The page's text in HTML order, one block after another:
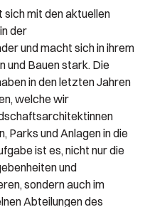
mit den aktuellen
der
und macht sich in ihrem
und Bauen stark. Die
in den letzten Jahren
welche wir
Parks und Anlagen in die
ist es, nicht nur die
und
sondern auch im
Abteilungen des